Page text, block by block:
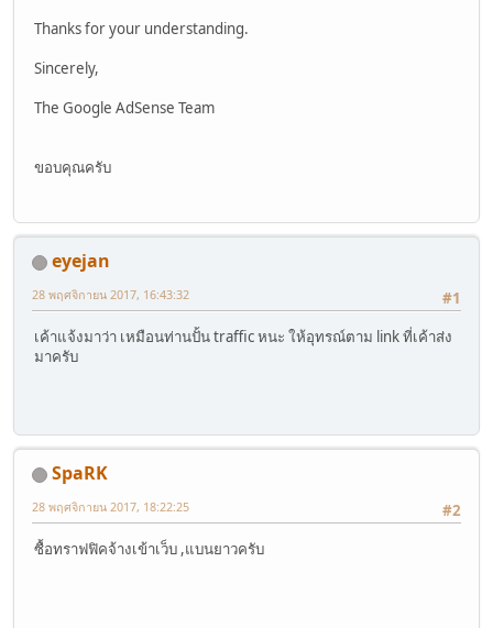
Thanks for your understanding.
Sincerely,
The Google AdSense Team
ขอบคุณครับ
eyejan
#1
28 พฤศจิกายน 2017, 16:43:32
เค้าแจ้งมาว่า เหมือนท่านปั้น traffic หนะ ให้อุทรณ์ตาม link ที่เค้าส่ง
มาครับ
SpaRK
#2
28 พฤศจิกายน 2017, 18:22:25
ซื้อทราฟฟิคจ้างเข้าเว็บ ,แบนยาวครับ